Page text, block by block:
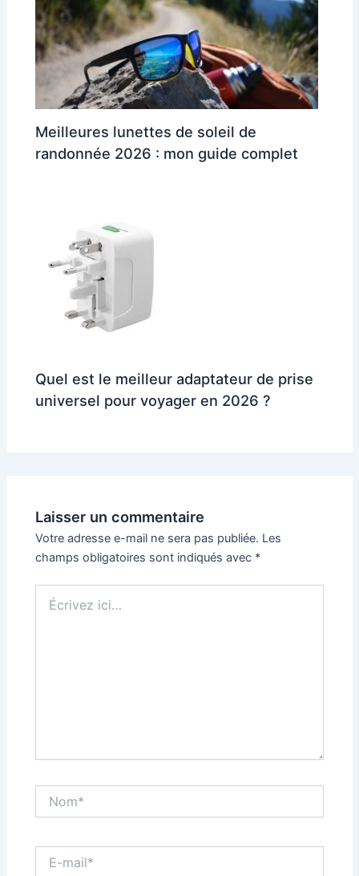
Meilleures lunettes de soleil de
randonnée 2026 : mon guide complet
Quel est le meilleur adaptateur de prise
universel pour voyager en 2026 ?
Laisser un commentaire
Votre adresse e-mail ne sera pas publiée. Les
champs obligatoires sont indiqués avec *
ici…
mail*